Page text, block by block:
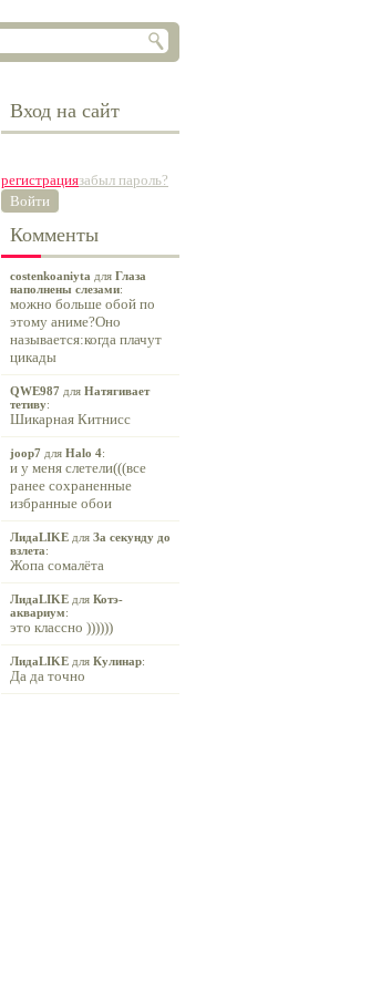
Вход на сайт
регистрациязабыл пароль?
Войти
Комменты
costenkoaniyta для Глаза
наполнены слезами:
можно больше обой по
этому аниме?Оно
называется:когда плачут
цикады
QWE987 для Натягивает
тетиву:
Шикарная Китнисс
joop7 для Halo 4:
и у меня слетели(((все
ранее сохраненные
избранные обои
ЛидаLIKE для За секунду до
взлета:
Жопа сомалёта
ЛидаLIKE для Котэ-
аквариум:
это классно ))))))
ЛидаLIKE для Кулинар:
Да да точно